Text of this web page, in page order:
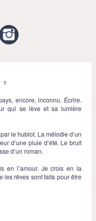
?
encore, inconnu. Écrire.
qui se lève et sa lumière
le hublot. La mélodie d’un
d’une pluie d’été. Le bruit
d’un roman.
en l’amour. Je crois en la
les rêves sont faits pour être